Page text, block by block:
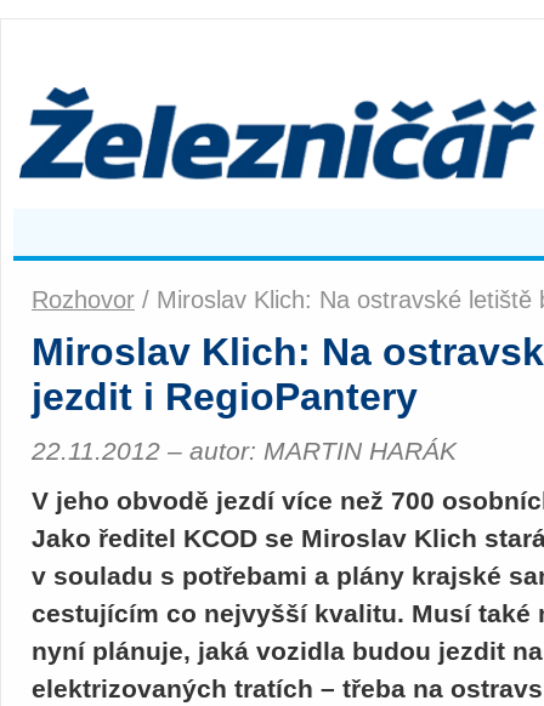
Rozhovor / Miroslav Klich: Na ostravské letiště
Miroslav Klich: Na
jezdit i RegioPantery
22.11.2012 – autor: MARTIN HARÁK
V jeho obvodě jezdí více než 700
Jako ředitel KCOD se Miroslav Klich
v souladu s potřebami a plány krajské
cestujícím co nejvyšší kvalitu. Musí také
nyní plánuje, jaká vozidla budou jezdit
elektrizovaných tratích – třeba na